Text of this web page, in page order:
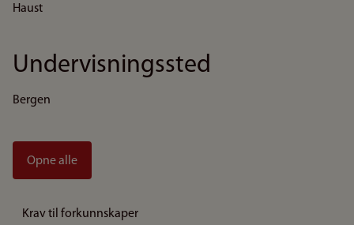
Haust
Undervisningssted
Bergen
Opne alle
Krav til forkunnskaper